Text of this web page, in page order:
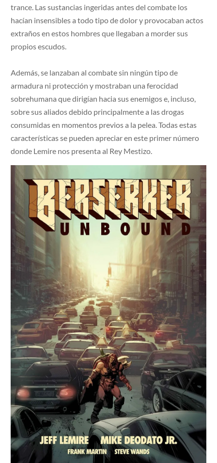
trance. Las sustancias ingeridas antes del combate los
hacían insensibles a todo tipo de dolor y provocaban actos
extraños en estos hombres que llegaban a morder sus
propios escudos.
Además, se lanzaban al combate sin ningún tipo de
armadura ni protección y mostraban una ferocidad
sobrehumana que dirigían hacia sus enemigos e, incluso,
sobre sus aliados debido principalmente a las drogas
consumidas en momentos previos a la pelea. Todas estas
características se pueden apreciar en este primer número
donde Lemire nos presenta al Rey Mestizo.